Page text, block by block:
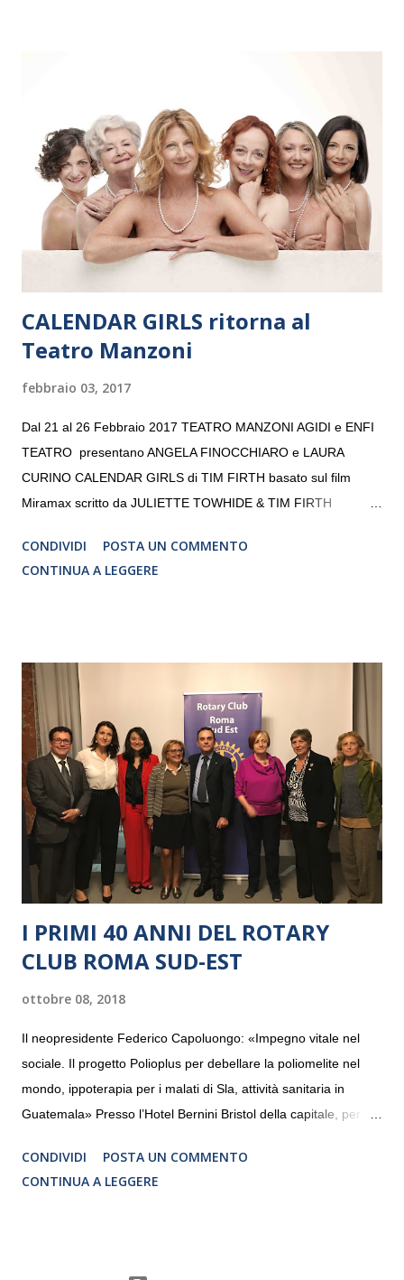
“Settembre dell’Accademia” dove si esibirà per il secondo anno
consecutivo. Il pubblico milanese avrà il piacere di applaudire i
giovani artisti della Baltic Sea Youth Philharmonic per la quarta
volta. L’orchestra, fondata nel 2008 da Kristjan Järvi (affiancato
da un prestigioso consiglio di consulent...
CALENDAR GIRLS ritorna al
Teatro Manzoni
febbraio 03, 2017
Dal 21 al 26 Febbraio 2017 TEATRO MANZONI AGIDI e ENFI
TEATRO presentano ANGELA FINOCCHIARO e LAURA
CURINO CALENDAR GIRLS di TIM FIRTH basato sul film
Miramax scritto da JULIETTE TOWHIDE & TIM FIRTH
CRISTINA PEZZOLI
CONDIVIDI
POSTA UN COMMENTO
CONTINUA A LEGGERE
I PRIMI 40 ANNI DEL ROTARY
CLUB ROMA SUD-EST
ottobre 08, 2018
Il neopresidente Federico Capoluongo: «Impegno vitale nel
sociale. Il progetto Polioplus per debellare la poliomelite nel
mondo, ippoterapia per i malati di Sla, attività sanitaria in
Guatemala» Presso l’Hotel Bernini Bristol della capitale, per la
programmazione del Rotary Club Roma Sud-Est che festeggia
i quaranta anni di attività. Un’occasione per raccontare al
CONDIVIDI
POSTA UN COMMENTO
CONTINUA A LEGGERE